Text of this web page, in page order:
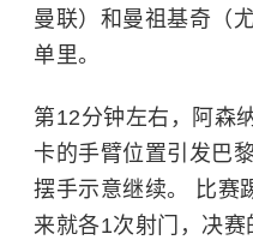
曼联）和曼祖基奇（
单里。
第12分钟左右，阿森
卡的手臂位置引发巴
摆手示意继续。 比赛
来就各1次射门，决